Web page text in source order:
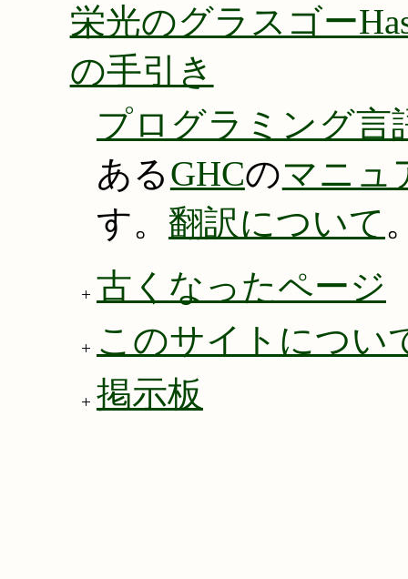
栄光のグラスゴー
の手引き
プログラミング言
あるGHCのマニュ
す。 翻訳について
古くなったページ
このサイトについ
掲示板